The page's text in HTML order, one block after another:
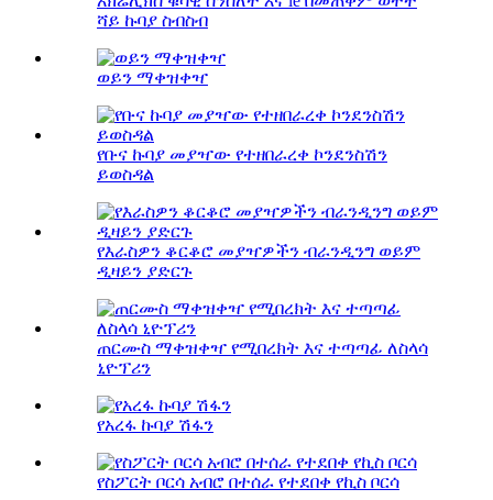
ሻይ ኩባያ ስብስብ
ወይን ማቀዝቀዣ
የቡና ኩባያ መያዣው የተዘበራረቀ ኮንደንስሽን
ይወስዳል
የእራስዎን ቆርቆሮ መያዣዎችን ብራንዲንግ ወይም
ዲዛይን ያድርጉ
ጠርሙስ ማቀዝቀዣ የሚበረክት እና ተጣጣፊ ለስላሳ
ኒዮፕሪን
የአረፋ ኩባያ ሽፋን
የስፖርት ቦርሳ አብሮ በተሰራ የተደበቀ የኪስ ቦርሳ